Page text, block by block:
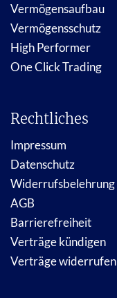
Vermögensaufbau
Vermögensschutz
High Performer
One Click Trading
Rechtliches
Impressum
Datenschutz
Widerrufsbelehrung
AGB
Barrierefreiheit
Verträge kündigen
Verträge widerrufen